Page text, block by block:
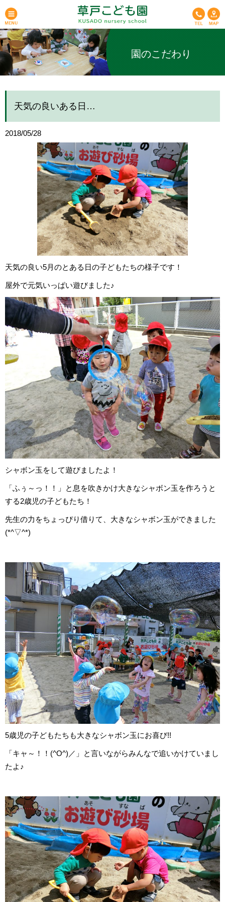
園のこだわり
天気の良いある日…
2018/05/28
天気の良い5月のとある日の子どもたちの様子です！
屋外で元気いっぱい遊びました♪
シャボン玉をして遊びましたよ！
「ふぅ～っ！！」と息を吹きかけ大きなシャボン玉を作ろうと
する2歳児の子どもたち！
先生の力をちょっぴり借りて、大きなシャボン玉ができました
(*^▽^*)
5歳児の子どもたちも大きなシャボン玉にお喜び!!
「キャ～！！(^O^)／」と言いながらみんなで追いかけていまし
たよ♪